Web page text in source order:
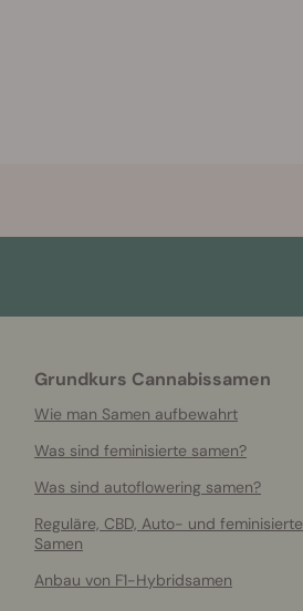
Grundkurs Cannabissamen
Wie man Samen aufbewahrt
Was sind feminisierte samen?
Was sind autoflowering samen?
Reguläre, CBD, Auto- und feminisierte
Samen
Anbau von F1-Hybridsamen